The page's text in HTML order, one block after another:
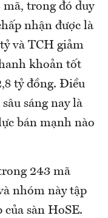
trong đó duy
nhận được là
và TCH giảm
khoản tốt
tỷ đồng. Điều
sáng nay là
bán mạnh nào
243 mã
nhóm này tập
sàn HoSE.